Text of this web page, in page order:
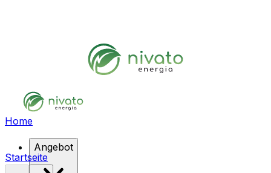
Home
Angebot
Startseite